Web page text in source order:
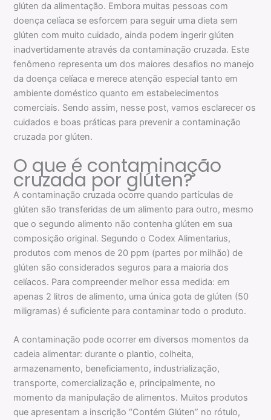
glúten da alimentação. Embora muitas pessoas com
doença celíaca se esforcem para seguir uma dieta sem
glúten com muito cuidado, ainda podem ingerir glúten
inadvertidamente através da contaminação cruzada. Este
fenômeno representa um dos maiores desafios no manejo
da doença celíaca e merece atenção especial tanto em
ambiente doméstico quanto em estabelecimentos
comerciais. Sendo assim, nesse post, vamos esclarecer os
cuidados e boas práticas para prevenir a contaminação
cruzada por glúten.
O que é contaminação
cruzada por glúten?
A contaminação cruzada ocorre quando partículas de
glúten são transferidas de um alimento para outro, mesmo
que o segundo alimento não contenha glúten em sua
composição original. Segundo o Codex Alimentarius,
produtos com menos de 20 ppm (partes por milhão) de
glúten são considerados seguros para a maioria dos
celíacos. Para compreender melhor essa medida: em
apenas 2 litros de alimento, uma única gota de glúten (50
miligramas) é suficiente para contaminar todo o produto.
A contaminação pode ocorrer em diversos momentos da
cadeia alimentar: durante o plantio, colheita,
armazenamento, beneficiamento, industrialização,
transporte, comercialização e, principalmente, no
momento da manipulação de alimentos. Muitos produtos
que apresentam a inscrição “Contém Glúten” no rótulo,